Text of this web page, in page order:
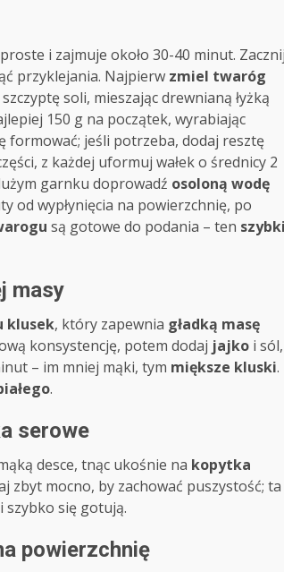
i zajmuje około 30-40 minut.
przyklejania. Najpierw zmiel twaróg
szczyptę soli, mieszając drewnianą łyżką
150 g na początek, wyrabiając
formować; jeśli potrzeba, dodaj resztę
z każdej uformuj wałek o średnicy 2
garnku doprowadź osoloną wodę
od wypłynięcia na powierzchnię, po
są gotowe do podania – ten
masy
klusek, który zapewnia gładką masę
konsystencję, potem dodaj jajko i sól,
– im mniej mąki, tym miększe kluski.
.
serowe
desce, tnąc ukośnie na kopytka
zbyt mocno, by zachować puszystość; ta
szybko się gotują.
powierzchnię